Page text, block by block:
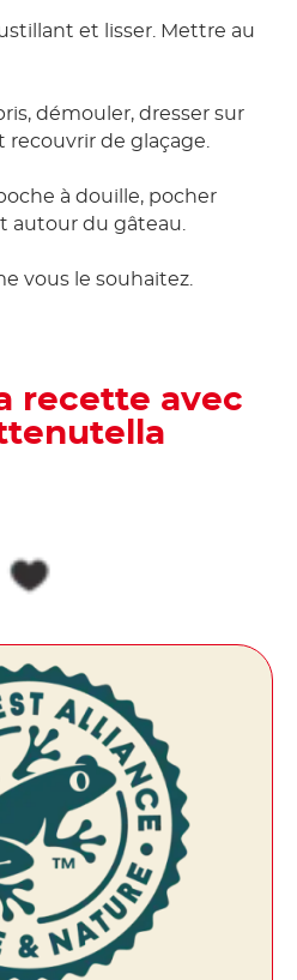
et lisser. Mettre au
démouler, dresser sur
recouvrir de glaçage.
à douille, pocher
autour du gâteau.
vous le souhaitez.
recette avec